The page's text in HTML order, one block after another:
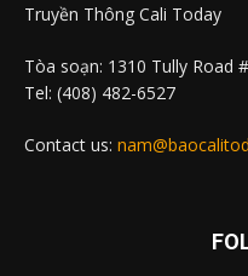
Truyền Thông Cali Today
Tòa soạn: 1310 Tully Road
Tel: (408) 482-6527
Contact us: